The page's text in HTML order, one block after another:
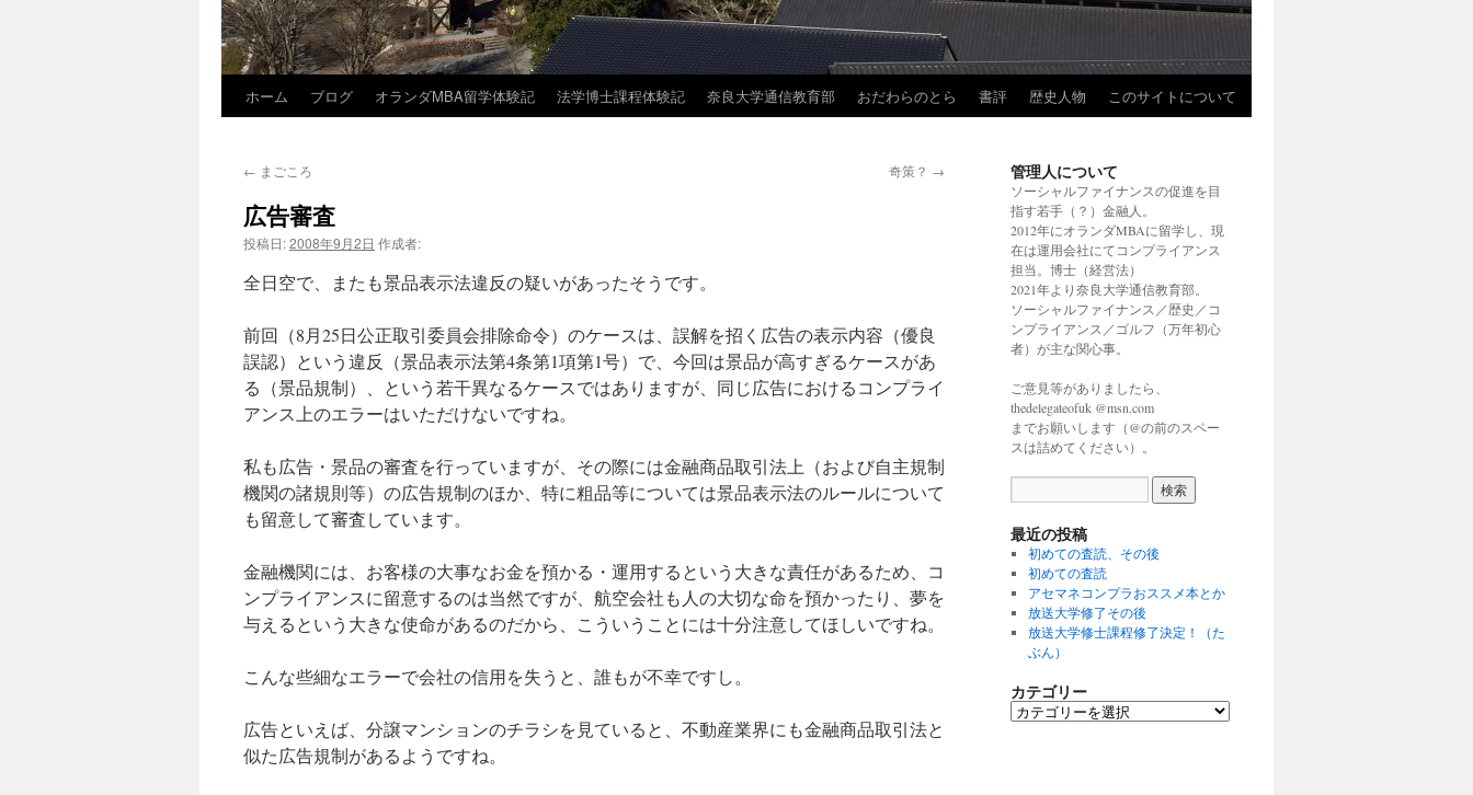
プ
ホーム ブログ オランダMBA留学体験記 法学博士課程体験記 奈良大学通信教育部 おだわらのとら 書評 歴史人物 このサイトについて
← まごころ 奇策？ →
広告審査
投稿日:2008年9月2日 作成者:
全日空で、またも景品表示法違反の疑いがあったそうです。
前回（8月25日公正取引委員会排除命令）のケースは、誤解を招く広告の表示内容（優良
誤認）という違反（景品表示法第4条第1項第1号）で、今回は景品が高すぎるケースがあ
る（景品規制）、という若干異なるケースではありますが、同じ広告におけるコンプライ
アンス上のエラーはいただけないですね。
私も広告・景品の審査を行っていますが、その際には金融商品取引法上（および自主規制
機関の諸規則等）の広告規制のほか、特に粗品等については景品表示法のルールについて
も留意して審査しています。
金融機関には、お客様の大事なお金を預かる・運用するという大きな責任があるため、コ
ンプライアンスに留意するのは当然ですが、航空会社も人の大切な命を預かったり、夢を
与えるという大きな使命があるのだから、こういうことには十分注意してほしいですね。
こんな些細なエラーで会社の信用を失うと、誰もが不幸ですし。
広告といえば、分譲マンションのチラシを見ていると、不動産業界にも金融商品取引法と
似た広告規制があるようですね。
管理人について
ソーシャルファイナンスの促進を目
指す若手（？）金融人。
2012年にオランダMBAに留学し、現
在は運用会社にてコンプライアンス
担当。博士（経営法）
2021年より奈良大学通信教育部。
ソーシャルファイナンス／歴史／コ
ンプライアンス／ゴルフ（万年初心
者）が主な関心事。
ご意見等がありましたら、
thedelegateofuk @msn.com
までお願いします（@の前のスペー
スは詰めてください）。
最近の投稿
初めての査読、その後
初めての査読
アセマネコンプラおススメ本とか
放送大学修了その後
放送大学修士課程修了決定！（た
ぶん）
カテゴリー
カ